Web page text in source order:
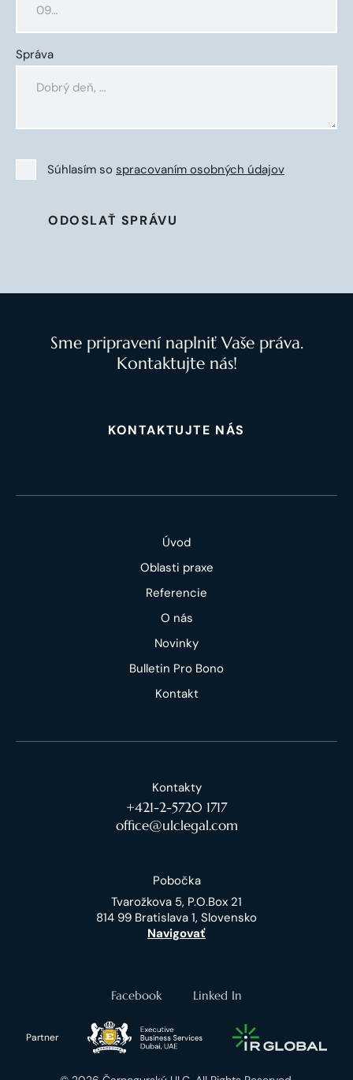
Správa
Súhlasím so spracovaním osobných údajov
ODOSLAŤ SPRÁVU
Sme pripravení naplniť Vaše práva.
Kontaktujte nás!
KONTAKTUJTE NÁS
Úvod
Oblasti praxe
Referencie
O nás
Novinky
Bulletin Pro Bono
Kontakt
Kontakty
+421-2-5720 1717
office@ulclegal.com
Pobočka
Tvarožkova 5, P.O.Box 21
814 99 Bratislava 1, Slovensko
Navigovať
Facebook Linked In
Partner